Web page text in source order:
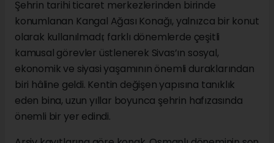
Şehrin tarihi ticaret merkezlerinden birinde
konumlanan Kangal Ağası Konağı, yalnızca bir konut
olarak kullanılmadı; farklı dönemlerde çeşitli
kamusal görevler üstlenerek Sivas’ın sosyal,
ekonomik ve siyasi yaşamının önemli duraklarından
biri hâline geldi. Kentin değişen yapısına tanıklık
eden bina, uzun yıllar boyunca şehrin hafızasında
önemli bir yer edindi.